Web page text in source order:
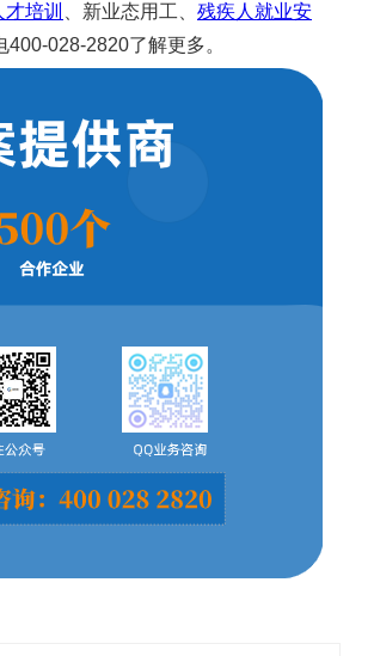
才培训 、新业态用工、 残疾人就业安
028-2820了解更多。